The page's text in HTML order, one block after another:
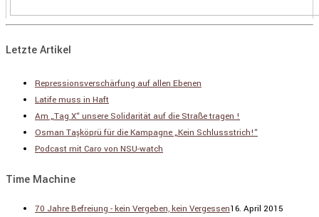
Letzte Artikel
Repressionsverschärfung auf allen Ebenen
Latife muss in Haft
Am „Tag X“ unsere Solidarität auf die Straße tragen !
Osman Taşköprü für die Kampagne „Kein Schlussstrich!“
Podcast mit Caro von NSU-watch
Time Machine
70 Jahre Befreiung - kein Vergeben, kein Vergessen16. April 2015